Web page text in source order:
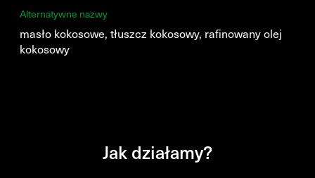
Alternatywne nazwy
masło kokosowe, tłuszcz kokosowy, rafinowany olej
kokosowy
Jak działamy?